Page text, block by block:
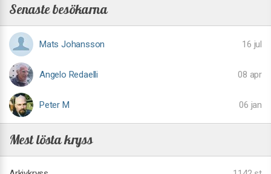
Senaste besökarna
Mats Johansson 16 jul
Angelo Redaelli 08 apr
Peter M 06 jan
Mest lösta kryss